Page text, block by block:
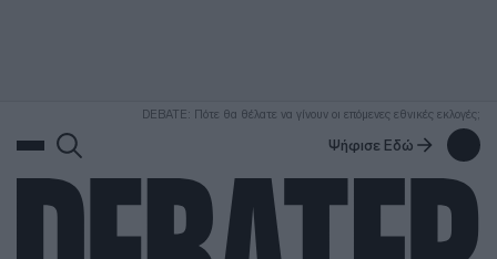
DEBATE: Πότε θα θέλατε να γίνουν οι επόμενες εθνικές εκλογές;
Ψήφισε Εδώ